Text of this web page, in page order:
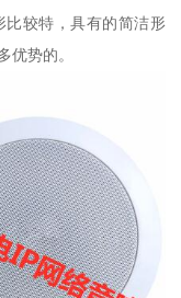
比较特，具有的简洁形
优势的。